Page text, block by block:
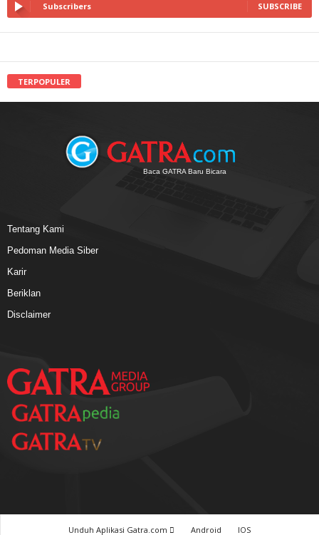
Subscribers SUBSCRIBE
TERPOPULER
Baca GATRA Baru Bicara
Tentang Kami
Pedoman Media Siber
Karir
Beriklan
Disclaimer
Unduh Aplikasi Gatra.com Android IOS